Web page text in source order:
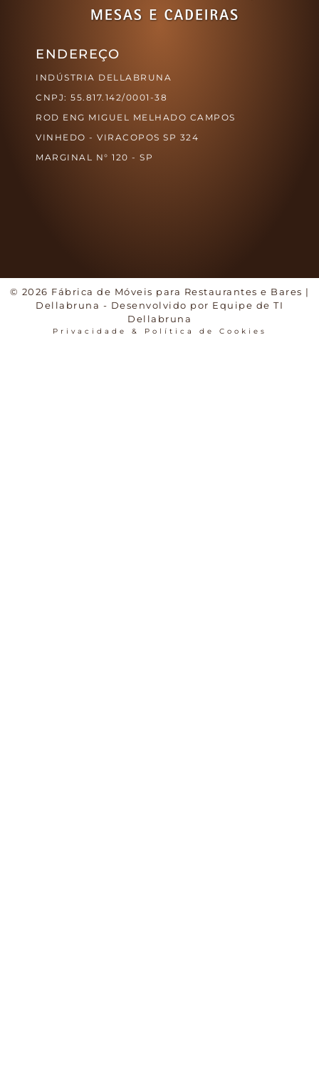
ENDEREÇO
INDÚSTRIA DELLABRUNA
CNPJ: 55.817.142/0001-38
ROD ENG MIGUEL MELHADO CAMPOS
VINHEDO - VIRACOPOS SP 324
MARGINAL N° 120 - SP
© 2026 Fábrica de Móveis para Restaurantes e Bares |
Dellabruna - Desenvolvido por Equipe de TI
Dellabruna
Privacidade & Política de Cookies